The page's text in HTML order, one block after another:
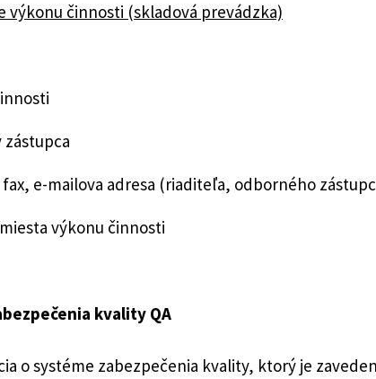
výkonu činnosti (skladová prevádzka)
e-mailova adresa (riaditeľa, odborného
výkonu činnosti
kvality QA
systéme zabezpečenia kvality, ktorý je